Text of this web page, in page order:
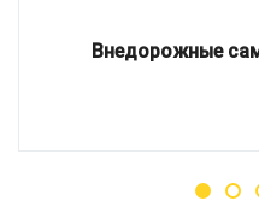
Внедорожные